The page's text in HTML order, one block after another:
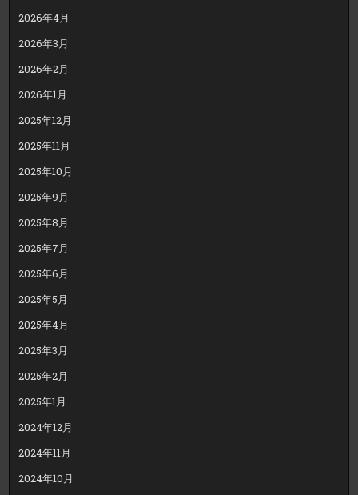
2026年4月
2026年3月
2026年2月
2026年1月
2025年12月
2025年11月
2025年10月
2025年9月
2025年8月
2025年7月
2025年6月
2025年5月
2025年4月
2025年3月
2025年2月
2025年1月
2024年12月
2024年11月
2024年10月